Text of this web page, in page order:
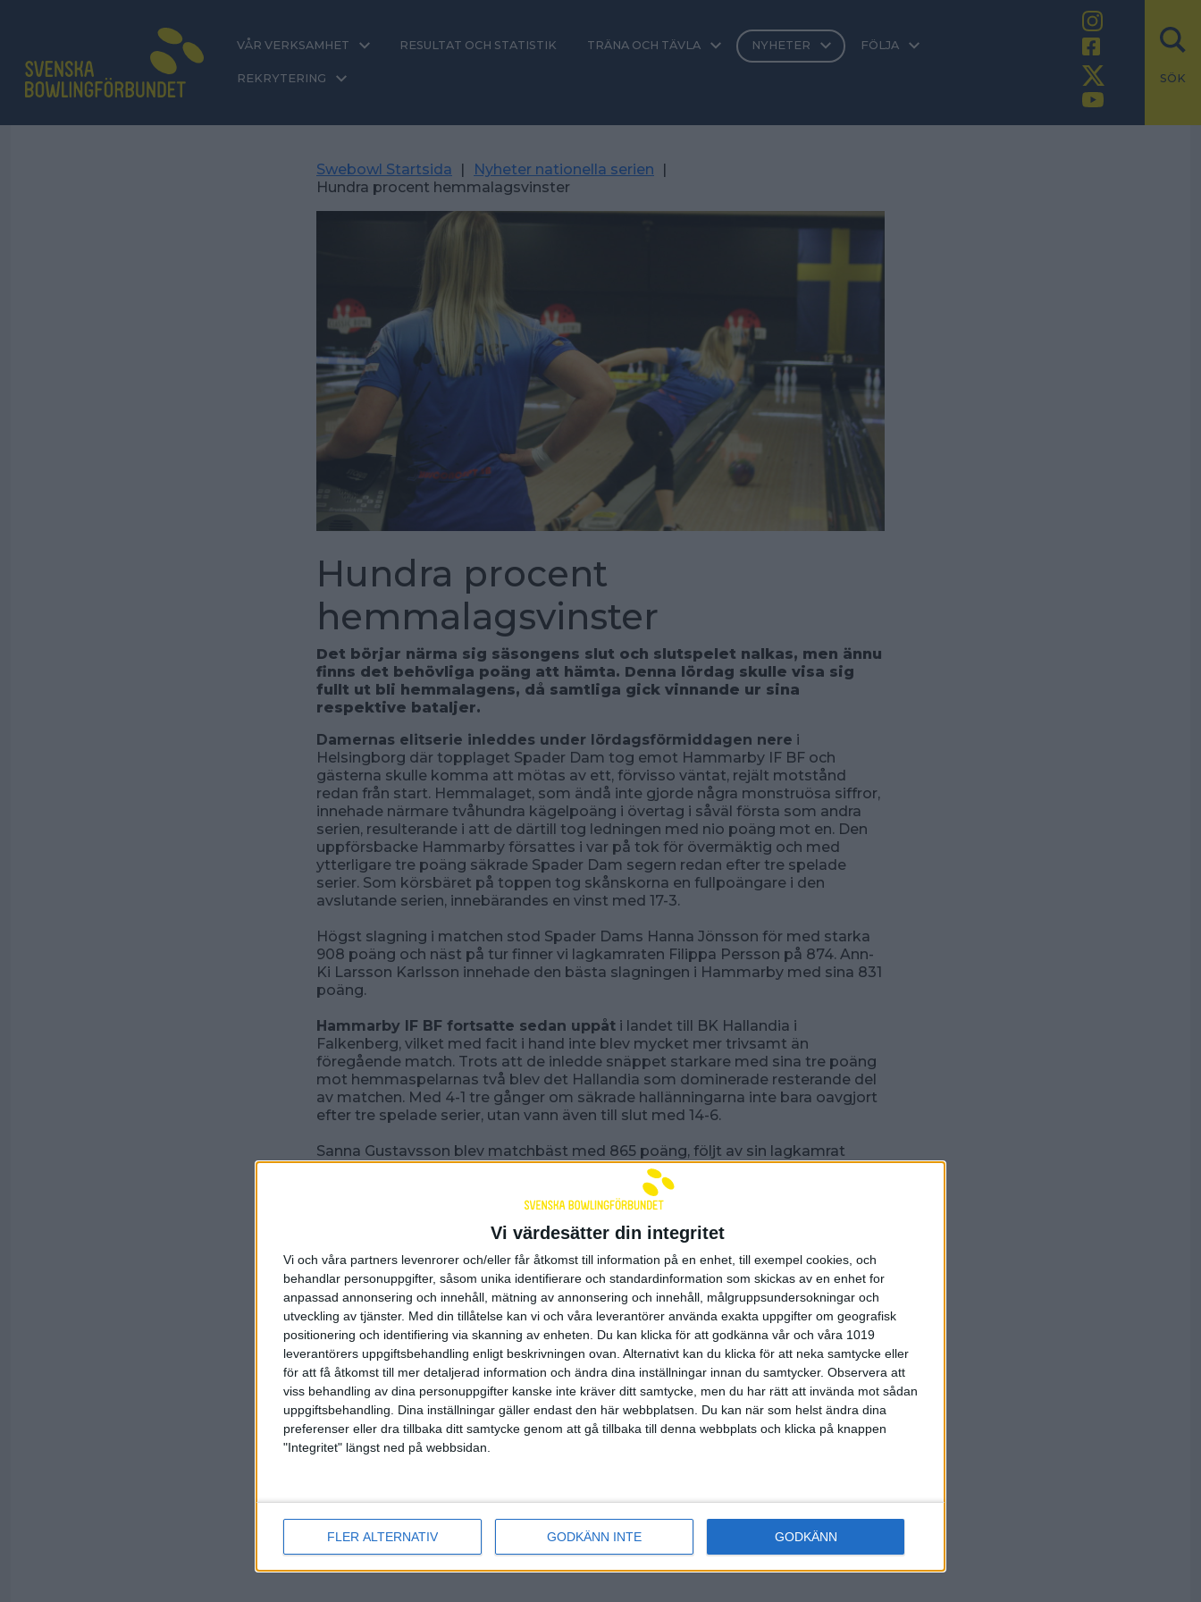
Vi värdesätter din integritet
Vi och våra partners levenrorer och/eller får åtkomst till information på en enhet, till exempel cookies, och
behandlar personuppgifter, såsom unika identifierare och standardinformation som skickas av en enhet for
anpassad annonsering och innehåll, mätning av annonsering och innehåll, målgruppsundersokningar och
utveckling av tjänster. Med din tillåtelse kan vi och våra leverantörer använda exakta uppgifter om geografisk
positionering och identifiering via skanning av enheten. Du kan klicka för att godkänna vår och våra 1019
leverantörers uppgiftsbehandling enligt beskrivningen ovan. Alternativt kan du klicka för att neka samtycke eller
för att få åtkomst till mer detaljerad information och ändra dina inställningar innan du samtycker. Observera att
viss behandling av dina personuppgifter kanske inte kräver ditt samtycke, men du har rätt att invända mot sådan
uppgiftsbehandling. Dina inställningar gäller endast den här webbplatsen. Du kan när som helst ändra dina
preferenser eller dra tillbaka ditt samtycke genom att gå tillbaka till denna webbplats och klicka på knappen
"Integritet" längst ned på webbsidan.
FLER ALTERNATIV GODKÄNN INTE GODKÄNN
VÅR VERKSAMHET RESULTAT OCH STATISTIK TRÄNA OCH TÄVLA NYHETER FÖLJA
SÖK
REKRYTERING
Swebowl Startsida | Nyheter nationella serien
|
Hundra procent hemmalagsvinster
Hundra procent
hemmalagsvinster
Det börjar närma sig säsongens slut och slutspelet nalkas, men ännu
finns det behövliga poäng att hämta. Denna lördag skulle visa sig
fullt ut bli hemmalagens, då samtliga gick vinnande ur sina
respektive bataljer.
Damernas elitserie inleddes under lördagsförmiddagen nere i
Helsingborg där topplaget Spader Dam tog emot Hammarby IF BF och
gästerna skulle komma att mötas av ett, förvisso väntat, rejält motstånd
redan från start. Hemmalaget, som ändå inte gjorde några monstruösa siffror,
innehade närmare tvåhundra kägelpoäng i övertag i såväl första som andra
serien, resulterande i att de därtill tog ledningen med nio poäng mot en. Den
uppförsbacke Hammarby försattes i var på tok för övermäktig och med
ytterligare tre poäng säkrade Spader Dam segern redan efter tre spelade
serier. Som körsbäret på toppen tog skånskorna en fullpoängare i den
avslutande serien, innebärandes en vinst med 17-3.
Högst slagning i matchen stod Spader Dams Hanna Jönsson för med starka
908 poäng och näst på tur finner vi lagkamraten Filippa Persson på 874. Ann-
Ki Larsson Karlsson innehade den bästa slagningen i Hammarby med sina 831
poäng.
Hammarby IF BF fortsatte sedan uppåt i landet till BK Hallandia i
Falkenberg, vilket med facit i hand inte blev mycket mer trivsamt än
föregående match. Trots att de inledde snäppet starkare med sina tre poäng
mot hemmaspelarnas två blev det Hallandia som dominerade resterande del
av matchen. Med 4-1 tre gånger om säkrade hallänningarna inte bara oavgjort
efter tre spelade serier, utan vann även till slut med 14-6.
Sanna Gustavsson blev matchbäst med 865 poäng, följt av sin lagkamrat
Sandra Granfeldt med 827. I gästande Hammarby var det denna gång Giggie
Samtidigt i Kalmar tog BK Cahoot,
som haft en motig säsong resulterande i
en bottenplacering, emot B-K Eva Stockholm, som än en gång befinner sig på
slutspelsplats. I en inledning, som inte färgades av några höga siffror från
något av lagen, var det hemmalaget Cahoot som lyckades norpa flest
banpoäng med fyra poäng mot en. B-K Eva slog däremot sedan tillbaka med
det omvända men lyckades därtill höja sig rejält kägelpoängmässigt. I den
andra halvan av matchen var det däremot hemmalaget Cahoot som skulle
visa sig starkast och med två serier, som båda innehöll två oavgjorda
drabbningar, på 3-1 vann de till slut med 11-7.
Den person som stod för högst slagning, vilket också var den enda över
tvåhundrastrecket, var Anneli Blomqvist med 813 poäng. Däremot finner vi
Cahoots Johanna Hedlund med 792 samt B-K Evas Emelie Neidenmark med
791.
Text och bild: Amanda Steén